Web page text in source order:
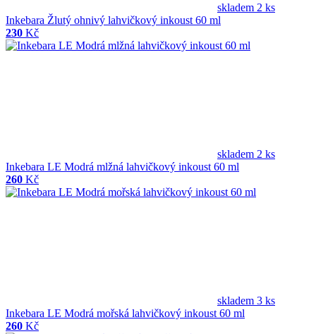
skladem 2 ks
Inkebara Žlutý ohnivý lahvičkový inkoust 60 ml
230 Kč
skladem 2 ks
Inkebara LE Modrá mlžná lahvičkový inkoust 60 ml
260 Kč
skladem 3 ks
Inkebara LE Modrá mořská lahvičkový inkoust 60 ml
260 Kč